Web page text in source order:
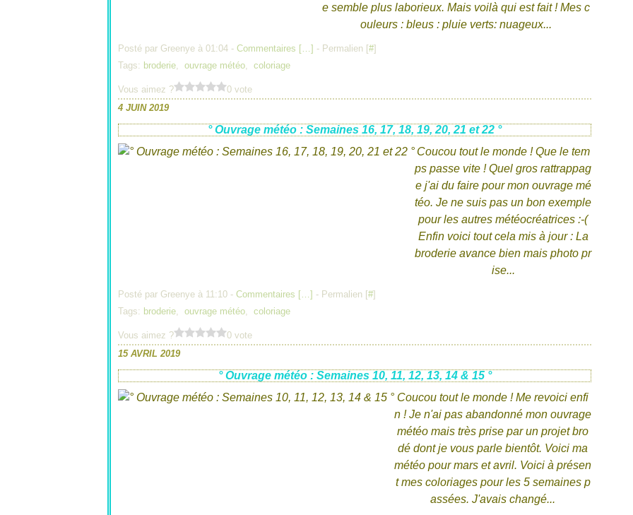
e semble plus laborieux. Mais voilà qui est fait ! Mes c
ouleurs : bleus : pluie verts: nuageux...
Posté par Greenye à 01:04 - Commentaires […] - Permalien [#]
Tags: broderie, ouvrage météo, coloriage
Vous aimez ?
0 vote
4 JUIN 2019
° Ouvrage météo : Semaines 16, 17, 18, 19, 20, 21 et 22 °
Coucou tout le monde ! Que le tem
ps passe vite ! Quel gros rattrappag
e j'ai du faire pour mon ouvrage mé
téo. Je ne suis pas un bon exemple
pour les autres météocréatrices :-(
Enfin voici tout cela mis à jour : La
broderie avance bien mais photo pr
ise...
Posté par Greenye à 11:10 - Commentaires […] - Permalien [#]
Tags: broderie, ouvrage météo, coloriage
Vous aimez ?
0 vote
15 AVRIL 2019
° Ouvrage météo : Semaines 10, 11, 12, 13, 14 & 15 °
Coucou tout le monde ! Me revoici enfi
n ! Je n'ai pas abandonné mon ouvrage
météo mais très prise par un projet bro
dé dont je vous parle bientôt. Voici ma
météo pour mars et avril. Voici à présen
t mes coloriages pour les 5 semaines p
assées. J'avais changé...